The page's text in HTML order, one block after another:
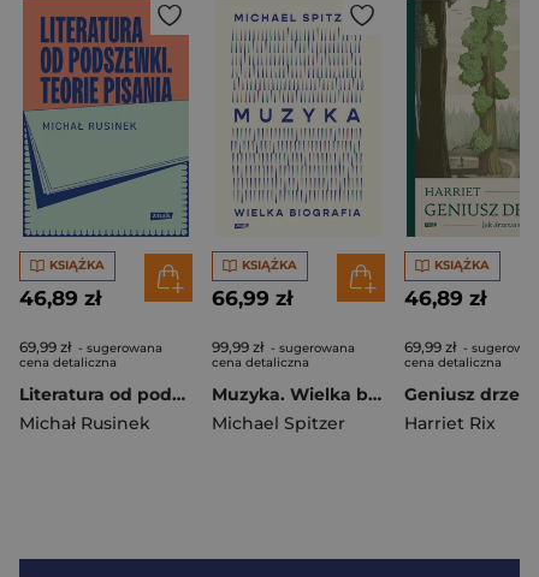
KSIĄŻKA
46,89 zł
69,99 zł - sugerowana
cena detaliczna
Literatura od podszewki. Teorie pisania
Michał Rusinek
KSIĄŻKA
66,99 zł
99,99 zł - sugerowana
cena detaliczna
Muzyka. Wielka biografia
Michael Spitzer
KSIĄŻKA
46,89 zł
69,99 zł -
cena detaliczna
Harriet Rix